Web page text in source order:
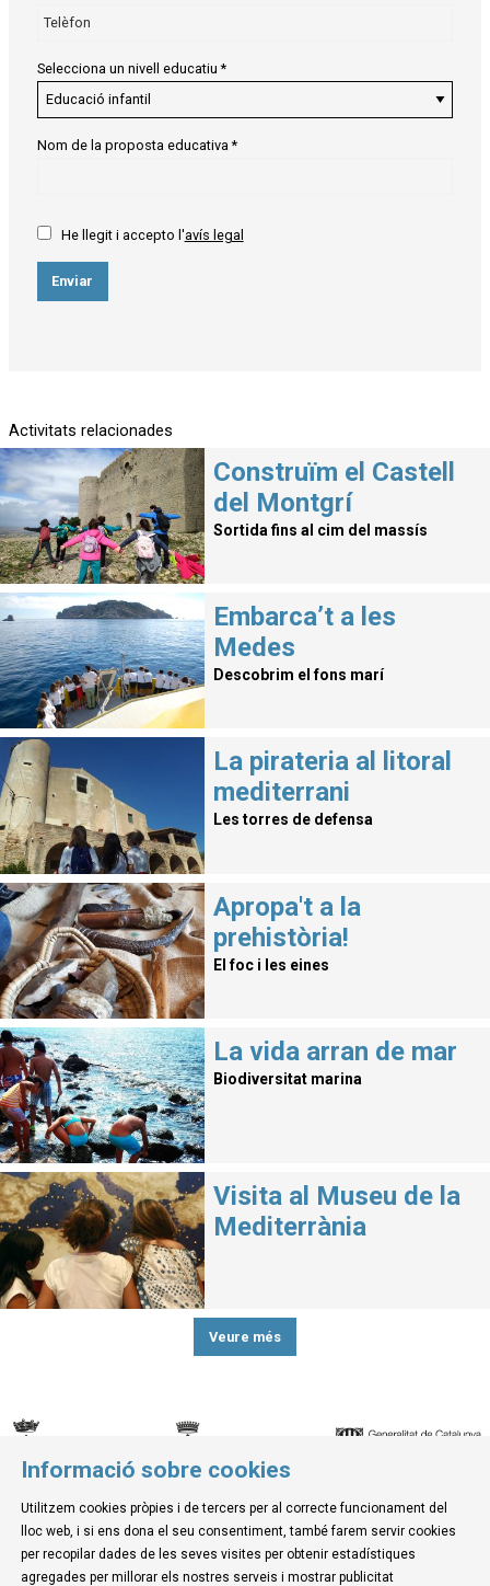
Selecciona un nivell educatiu*
Nom de la proposta educativa*
He llegit i accepto l'avís legal
Enviar
Activitats relacionades
Construïm el Castell
del Montgrí
Sortida fins al cim del massís
Embarca’t a les
Medes
Descobrim el fons marí
La pirateria al litoral
mediterrani
Les torres de defensa
Apropa't a la
prehistòria!
El foc i les eines
La vida arran de mar
Biodiversitat marina
Visita al Museu de la
Mediterrània
Veure més
© Museu de la Mediterrània
C. d'Ullà, 27-31 | 17257 Torroella de Montgrí
Tel. 972 755 180 a/e: info@museudelamediterrania.cat
Informació sobre cookies
Utilitzem cookies pròpies i de tercers per al correcte funcionament del
lloc web, i si ens dona el seu consentiment, també farem servir cookies
per recopilar dades de les seves visites per obtenir estadístiques
agregades per millorar els nostres serveis i mostrar publicitat